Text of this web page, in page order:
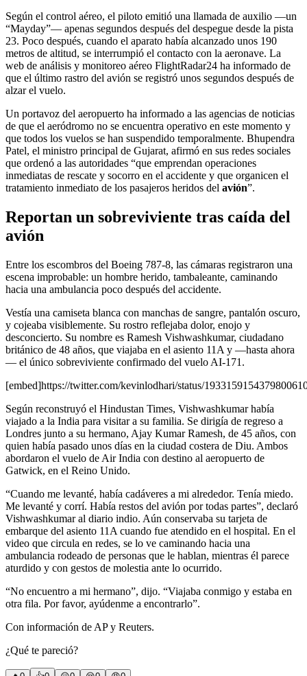
Según el control aéreo, el piloto emitió una llamada de auxilio —un
“Mayday”— apenas segundos después del despegue desde la pista
23. Poco después, cuando el aparato había alcanzado unos 190
metros de altitud, se interrumpió el contacto con la aeronave. La
web de análisis y monitoreo aéreo FlightRadar24 ha informado de
que el último rastro del avión se registró unos segundos después de
alzar el vuelo.
Un portavoz del aeropuerto ha informado a las agencias de noticias
de que el aeródromo no se encuentra operativo en este momento y
que todos los vuelos se han suspendido temporalmente. Bhupendra
Patel, el ministro principal de Gujarat, afirmó en sus redes sociales
que ordenó a las autoridades “que emprendan operaciones
inmediatas de rescate y socorro en el accidente y que organicen el
tratamiento inmediato de los pasajeros heridos del avión”.
Reportan un sobreviviente tras caída del
avión
Entre los escombros del Boeing 787-8, las cámaras registraron una
escena improbable: un hombre herido, tambaleante, caminando
hacia una ambulancia poco después del accidente.
Vestía una camiseta blanca con manchas de sangre, pantalón oscuro,
y cojeaba visiblemente. Su rostro reflejaba dolor, enojo y
desconcierto. Su nombre es Ramesh Vishwashkumar, ciudadano
británico de 48 años, que viajaba en el asiento 11A y —hasta ahora
— el único sobreviviente confirmado del vuelo AI-171.
[embed]https://twitter.com/kevinlodhari/status/
Según reconstruyó el Hindustan Times, Vishwashkumar había
viajado a la India para visitar a su familia. Se dirigía de regreso a
Londres junto a su hermano, Ajay Kumar Ramesh, de 45 años, con
quien había pasado unos días en la ciudad costera de Diu. Ambos
abordaron el vuelo de Air India con destino al aeropuerto de
Gatwick, en el Reino Unido.
“Cuando me levanté, había cadáveres a mi alrededor. Tenía miedo.
Me levanté y corrí. Había restos del avión por todas partes”, declaró
Vishwashkumar al diario indio. Aún conservaba su tarjeta de
embarque del asiento 11A cuando fue atendido en el hospital. En el
video que circula en redes, se lo ve caminando hacia una
ambulancia rodeado de personas que le hablan, mientras él parece
aturdido y con gestos de molestia ante lo ocurrido.
“No encuentro a mi hermano”, dijo. “Viajaba conmigo y estaba en
otra fila. Por favor, ayúdenme a encontrarlo”.
Con información de AP y Reuters.
¿Qué te pareció?